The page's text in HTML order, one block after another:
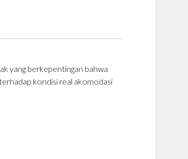
yang berkepentingan bahwa
kondisi real akomodasi